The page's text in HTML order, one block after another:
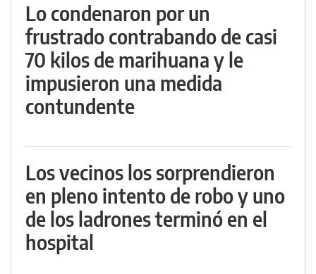
Lo condenaron por un
frustrado contrabando de casi
70 kilos de marihuana y le
impusieron una medida
contundente
Los vecinos los sorprendieron
en pleno intento de robo y uno
de los ladrones terminó en el
hospital